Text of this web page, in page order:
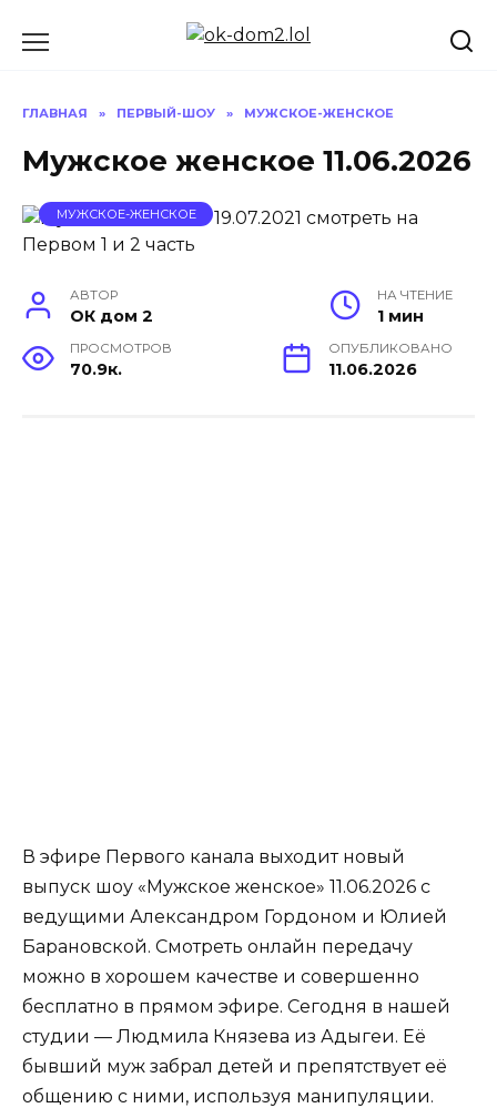
ГЛАВНАЯ » ПЕРВЫЙ-ШОУ » МУЖСКОЕ-ЖЕНСКОЕ
Мужское женское 11.06.2026
МУЖСКОЕ-ЖЕНСКОЕ
АВТОР
ОК дом 2
НА ЧТЕНИЕ
1 мин
ПРОСМОТРОВ
70.9к.
ОПУБЛИКОВАНО
11.06.2026
В эфире Первого канала выходит новый
выпуск шоу «Мужское женское» 11.06.2026 с
ведущими Александром Гордоном и Юлией
Барановской. Смотреть онлайн передачу
можно в хорошем качестве и совершенно
бесплатно в прямом эфире. Сегодня в нашей
студии — Людмила Князева из Адыгеи. Её
бывший муж забрал детей и препятствует её
общению с ними, используя манипуляции.